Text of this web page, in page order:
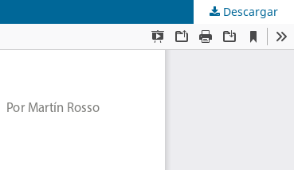
Descargar